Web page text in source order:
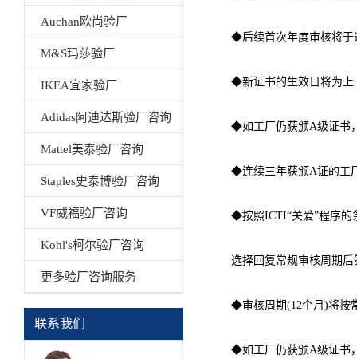
Auchan欧尚验厂
M&S玛莎验厂
IKEA宜家验厂
Adidas阿迪达斯验厂咨询
Mattel美泰验厂咨询
Staples史泰博验厂咨询
VF威福验厂咨询
Kohl's柯尔验厂咨询
更多验厂咨询服务
联系我们
◆后续首次年度审核将于
◆新证书的生效日将为上
◆如工厂仍获颁A级证书
◆连续三年获颁A证的工
◆按照ICTI“关爱”程序的
选择回复常规审核周期
◆审核周期(12个月)将按
◆如工厂仍获颁A级证书